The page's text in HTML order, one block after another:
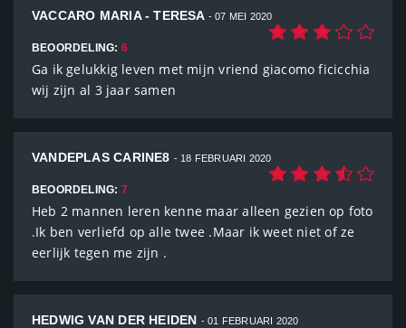
VACCARO MARIA - TERESA - 07 MEI 2020
BEOORDELING: 6
Ga ik gelukkig leven met mijn vriend giacomo ficicchia
wij zijn al 3 jaar samen
VANDEPLAS CARINE8 - 18 FEBRUARI 2020
BEOORDELING: 7
Heb 2 mannen leren kenne maar alleen gezien op foto
.Ik ben verliefd op alle twee .Maar ik weet niet of ze
eerlijk tegen me zijn .
HEDWIG VAN DER HEIDEN - 01 FEBRUARI 2020